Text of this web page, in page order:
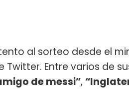
al sorteo desde el
Entre varios de
de messi”,